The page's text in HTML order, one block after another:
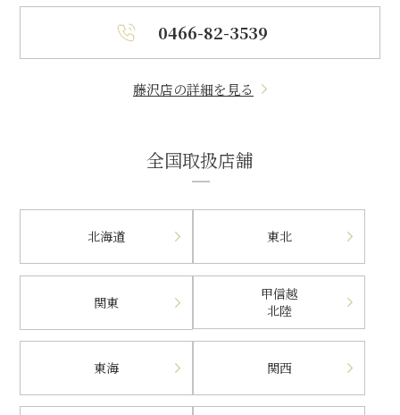
0466-82-3539
藤沢店の詳細を見る
全国取扱店舗
北海道 東北
関東
甲信越
北陸
東海 関西